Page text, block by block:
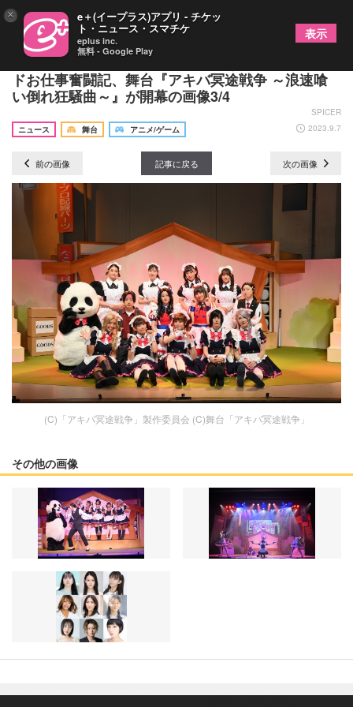
佐藤日向、野本ほたる、鳥居みゆきらが出演 メイ
ドお仕事奮闘記、舞台『アキバ冥途戦争 ～浪速喰
い倒れ狂騒曲～』が開幕の画像3/4
SPICER
ニュース
舞台 アニメ/ゲーム 2023.9.7
前の画像 記事に戻る 次の画像
(C)「アキバ冥途戦争」製作委員会 (C)舞台「アキバ冥途戦争」
その他の画像
× e＋(イープラス)アプリ - チケッ
ト・ニュース・スマチケ
eplus inc.
無料 - Google Play
表示